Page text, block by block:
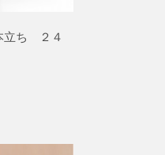
ち ２４